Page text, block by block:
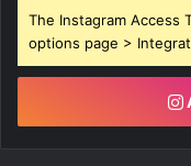
The Instagram Access
options page >